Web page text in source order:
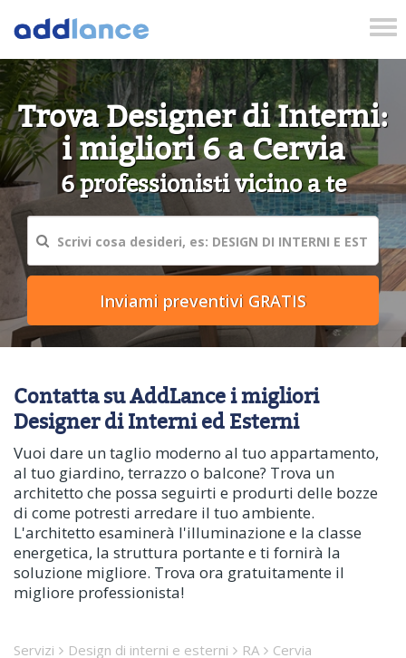
Trova Designer di Interni:
i migliori 6 a Cervia
6 professionisti vicino a te
Contatta su AddLance i migliori
Designer di Interni ed Esterni
Vuoi dare un taglio moderno al tuo appartamento,
al tuo giardino, terrazzo o balcone? Trova un
architetto che possa seguirti e produrti delle bozze
di come potresti arredare il tuo ambiente.
L'architetto esaminerà l'illuminazione e la classe
energetica, la struttura portante e ti fornirà la
soluzione migliore. Trova ora gratuitamente il
migliore professionista!
Servizi Design di interni e esterni RA Cervia